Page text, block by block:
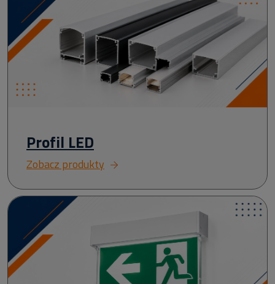
Profil LED
Zobacz produkty